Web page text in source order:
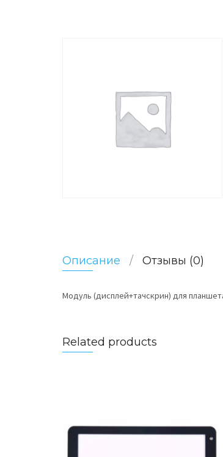
Описание Отзывы (0)
Модуль (дисплей+тачскрин) для
Related products